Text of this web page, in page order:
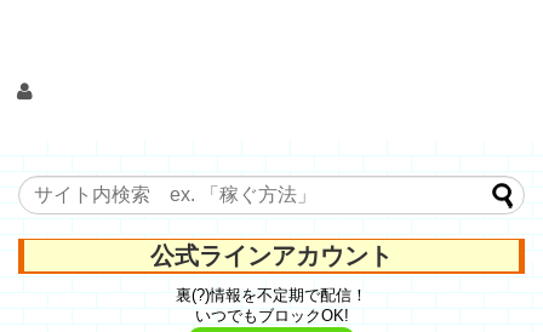
公式ラインアカウント
裏(?)情報を不定期で配信！
いつでもブロックOK!